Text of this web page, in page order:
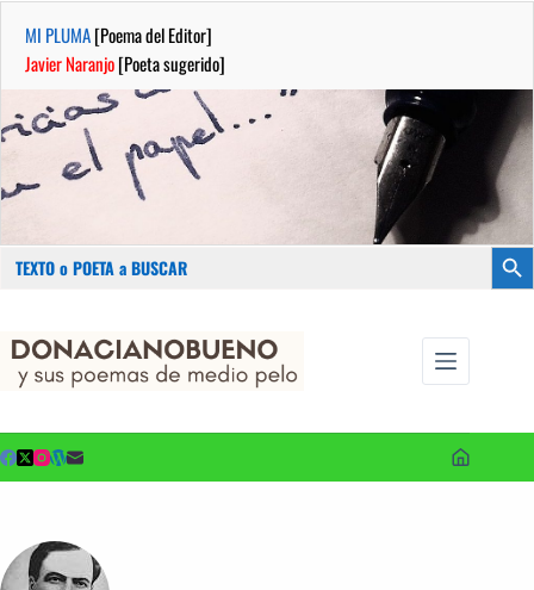
MI PLUMA[Poema del Editor]
Javier Naranjo[Poeta sugerido]
Buscar:
contenido